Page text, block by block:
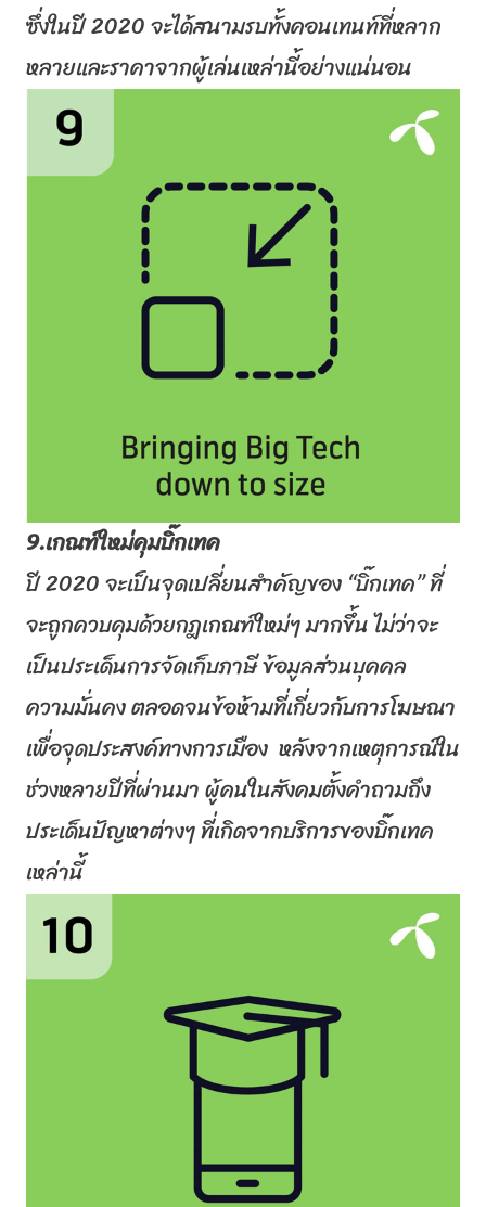
ซึ่งในปี 2020 จะได้สนามรบทั้งคอนเทนท์ที่หลาก
หลายและราคาจากผู้เล่นเหล่านี้อย่างแน่นอน
9.เกณฑ์ใหม่คุมบิ๊กเทค
ปี 2020 จะเป็นจุดเปลี่ยนสำคัญของ “บิ๊กเทค” ที่
จะถูกควบคุมด้วยกฎเกณฑ์ใหม่ๆ มากขึ้น ไม่ว่าจะ
เป็นประเด็นการจัดเก็บภาษี ข้อมูลส่วนบุคคล
ความมั่นคง ตลอดจนข้อห้ามที่เกี่ยวกับการโฆษณา
เพื่อจุดประสงค์ทางการเมือง หลังจากเหตุการณ์ใน
ช่วงหลายปีที่ผ่านมา ผู้คนในสังคมตั้งคำถามถึง
ประเด็นปัญหาต่างๆ ที่เกิดจากบริการของบิ๊กเทค
เหล่านี้